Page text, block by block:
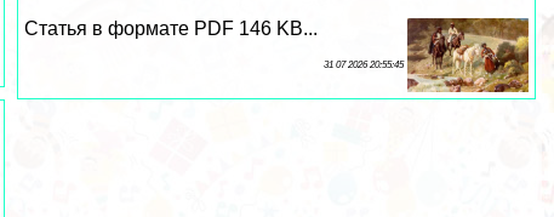
Статья в формате PDF 146 KB...
31 07 2026 20:55:45